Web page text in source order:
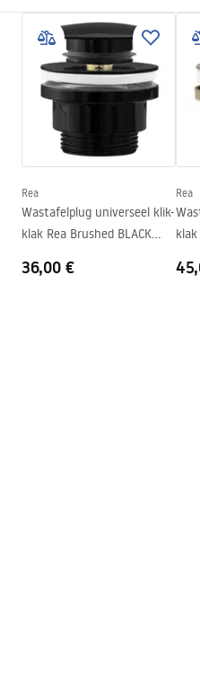
Kleur
Afwerking
Lengte
Breedte
Hoogte
Vorm
Kraangat
Overloopopening
Montagehandleiding
Basin.pdf
Garantievoorwaarden
Rea
Wastafelplug universeel klik-
klak Rea Brushed BLACK
36,00 €
Rea
klak